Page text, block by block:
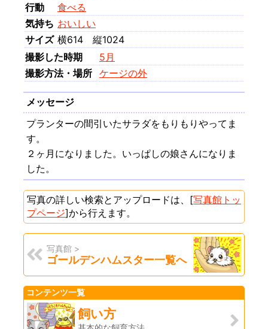
行動
食べる
気持ち おいしい
サイズ 横614 縦1024
撮影した時期
5月
撮影方法・場所 ケージの外
メッセージ
プランターの間引いたサラダをもりもりやってま
す。
２ヶ月になりました。いっぱしの娘さんになりま
した。
写真の詳しい検索とアップロードは、[写真館トッ
プページ]から行えます。
写真館 >
ゴールデンハムスター一覧へ
コンテンツ一覧
飼い方